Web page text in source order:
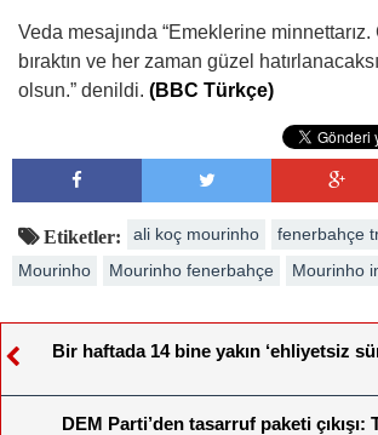
Veda mesajında “Emeklerine
bıraktın ve her zaman güzel
olsun.” denildi. (BBC Türkçe)
Etiketler: ali koç mourinho
fenerbahçe
Mourinho
Mourinho fenerbahçe Mourinho
Bir haftada 14 bine yakın ‘ehliyetsiz
DEM Parti’den tasarruf paketi çıkışı: